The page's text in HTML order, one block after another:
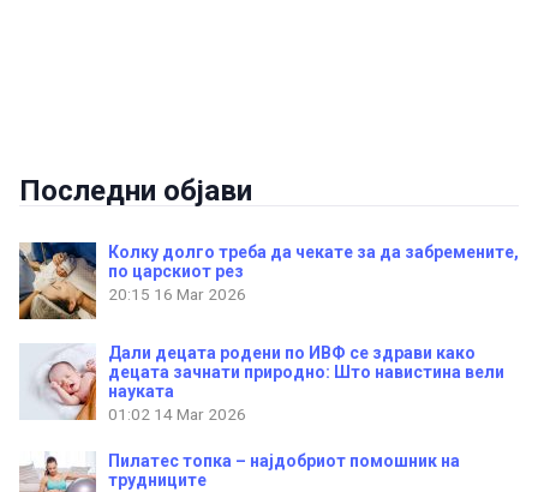
Последни објави
Колку долго треба да чекате за да забремените,
по царскиот рез
20:15 16 Mar 2026
Дали децата родени по ИВФ се здрави како
децата зачнати природно: Што навистина вели
науката
01:02 14 Mar 2026
Пилатес топка – најдобриот помошник на
трудниците